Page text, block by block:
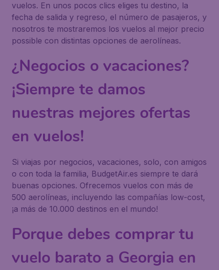
vuelos. En unos pocos clics eliges tu destino, la
fecha de salida y regreso, el número de pasajeros, y
nosotros te mostraremos los vuelos al mejor precio
possible con distintas opciones de aerolíneas.
¿Negocios o vacaciones?
¡Siempre te damos
nuestras mejores ofertas
en vuelos!
Si viajas por negocios, vacaciones, solo, con amigos
o con toda la familia, BudgetAir.es siempre te dará
buenas opciones. Ofrecemos vuelos con más de
500 aerolíneas, incluyendo las compañías low-cost,
¡a más de 10.000 destinos en el mundo!
Porque debes comprar tu
vuelo barato a Georgia en